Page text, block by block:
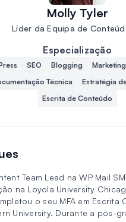
Molly Tyler
Líder da Equipa de
Especialização
SEO Blogging
Técnica
Estratégia
Escrita de Conteúdo
Team Lead na WP Mail
na Loyola University
o seu MFA em Escrita
University. Durante a pós-